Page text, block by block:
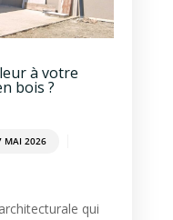
à votre
bois ?
MAI 2026
qui